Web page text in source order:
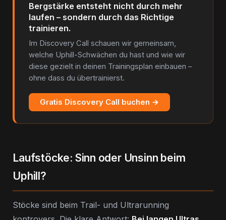
Bergstärke entsteht nicht durch mehr
laufen – sondern durch das Richtige
trainieren.
Im Discovery Call schauen wir gemeinsam,
welche Uphill-Schwächen du hast und wie wir
diese gezielt in deinen Trainingsplan einbauen –
ohne dass du übertrainierst.
Gratis Discovery Call buchen →
Laufstöcke: Sinn oder Unsinn beim
Uphill?
Stöcke sind beim Trail- und Ultrarunning